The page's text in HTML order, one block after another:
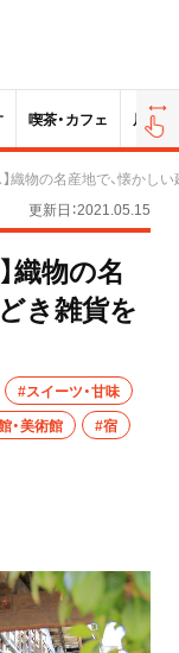
喫茶・カフェ 居酒屋
織物の名産地で、懐かし
更新日：2021.05.15
織物の名
き雑貨を
#スイーツ・甘味
・美術館
#宿